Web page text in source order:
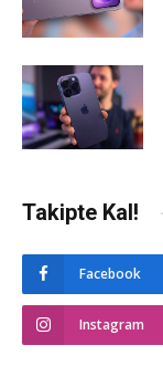
Takipte Kal!
Facebook
Instagram